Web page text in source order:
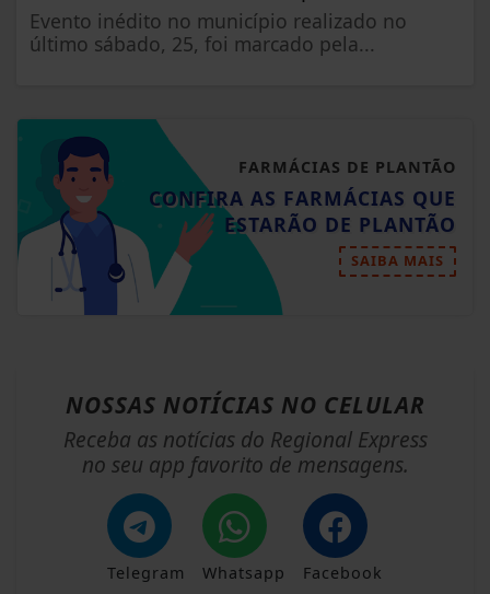
Evento inédito no município realizado no
último sábado, 25, foi marcado pela...
FARMÁCIAS DE PLANTÃO
CONFIRA AS FARMÁCIAS QUE
ESTARÃO DE PLANTÃO
SAIBA MAIS
NOSSAS NOTÍCIAS NO CELULAR
Receba as notícias do Regional Express
no seu app favorito de mensagens.
Telegram Whatsapp Facebook